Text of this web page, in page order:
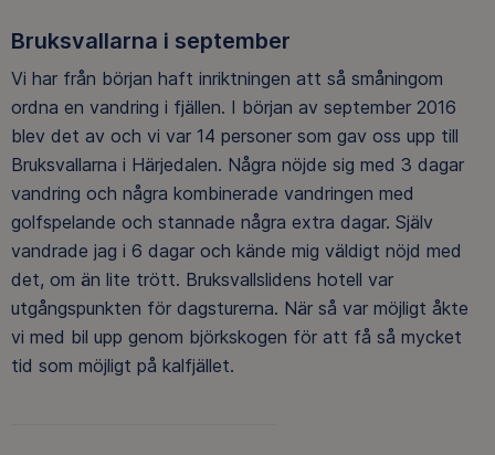
Bruksvallarna i september
Vi har från början haft inriktningen att så småningom
ordna en vandring i fjällen. I början av september 2016
blev det av och vi var 14 personer som gav oss upp till
Bruksvallarna i Härjedalen. Några nöjde sig med 3 dagar
vandring och några kombinerade vandringen med
golfspelande och stannade några extra dagar. Själv
vandrade jag i 6 dagar och kände mig väldigt nöjd med
det, om än lite trött. Bruksvallslidens hotell var
utgångspunkten för dagsturerna. När så var möjligt åkte
vi med bil upp genom björkskogen för att få så mycket
tid som möjligt på kalfjället.